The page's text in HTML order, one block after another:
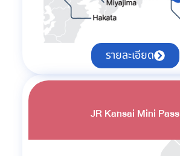
รายละเอียด
JR Kansai Mini Pass